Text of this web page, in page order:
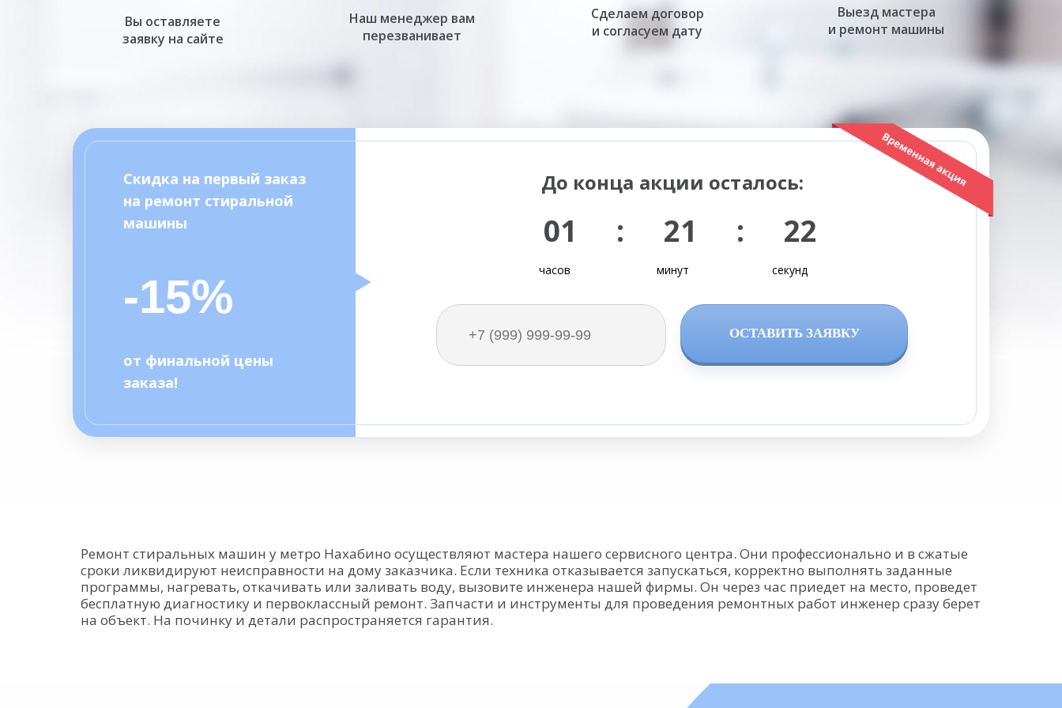
01 : 21 : 21
До конца акции осталось:
Скидка на первый заказ
на ремонт стиральной
машины
от финальной цены
заказа!
-15%
ОСТАВИТЬ ЗАЯВКУ
секунд
минут
часов
Выезд мастера
и ремонт машины
Сделаем договор
и согласуем дату
Наш менеджер вам
перезванивает
Вы оставляете
заявку на сайте
Ремонт стиральных машин у метро Нахабино осуществляют мастера нашего сервисного центра. Они профессионально и в сжатые
сроки ликвидируют неисправности на дому заказчика. Если техника отказывается запускаться, корректно выполнять заданные
программы, нагревать, откачивать или заливать воду, вызовите инженера нашей фирмы. Он через час приедет на место, проведет
бесплатную диагностику и первоклассный ремонт. Запчасти и инструменты для проведения ремонтных работ инженер сразу берет
на объект. На починку и детали распространяется гарантия.